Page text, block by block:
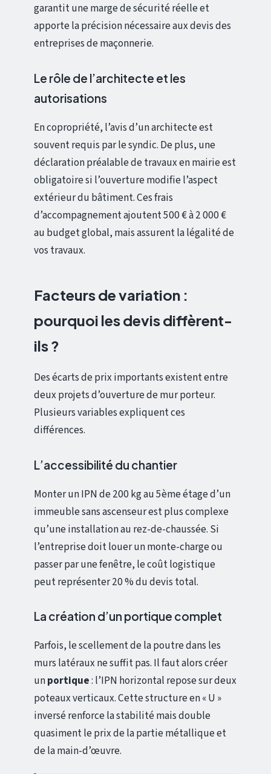
garantit une marge de sécurité réelle et
apporte la précision nécessaire aux devis des
entreprises de maçonnerie.
Le rôle de l’architecte et les
autorisations
En copropriété, l’avis d’un architecte est
souvent requis par le syndic. De plus, une
déclaration préalable de travaux en mairie est
obligatoire si l’ouverture modifie l’aspect
extérieur du bâtiment. Ces frais
d’accompagnement ajoutent 500 € à 2 000 €
au budget global, mais assurent la légalité de
vos travaux.
Facteurs de variation :
pourquoi les devis diffèrent-
ils ?
Des écarts de prix importants existent entre
deux projets d’ouverture de mur porteur.
Plusieurs variables expliquent ces
différences.
L’accessibilité du chantier
Monter un IPN de 200 kg au 5ème étage d’un
immeuble sans ascenseur est plus complexe
qu’une installation au rez-de-chaussée. Si
l’entreprise doit louer un monte-charge ou
passer par une fenêtre, le coût logistique
peut représenter 20 % du devis total.
La création d’un portique complet
Parfois, le scellement de la poutre dans les
murs latéraux ne suffit pas. Il faut alors créer
unportique: l’IPN horizontal repose sur deux
poteaux verticaux. Cette structure en « U »
inversé renforce la stabilité mais double
quasiment le prix de la partie métallique et
de la main-d’œuvre.